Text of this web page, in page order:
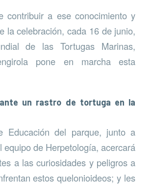
contribuir a ese conocimiento y
la celebración, cada 16 de junio,
de las Tortugas Marinas,
pone en marcha esta
ante un rastro de tortuga en la
Educación del parque, junto a
equipo de Herpetología, acercará
a las curiosidades y peligros a
estos quelonioideos; y les